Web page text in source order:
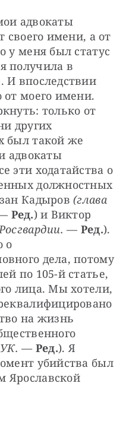
адвокаты
своего имени, а от
у меня был статус
получила в
И впоследствии
от моего имени.
только от
других
был такой же
адвокаты
эти ходатайства о
должностных
Кадыров (глава
Ред.) и Виктор
— Ред.).
о
дела, потому
по 105-й статье,
лица. Мы хотели,
на жизнь
УК. — Ред.). Я
убийства был
Ярославской